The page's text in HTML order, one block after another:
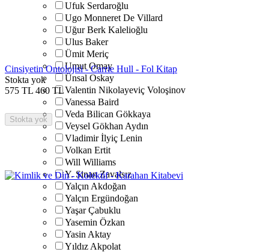
Ufuk Serdaroğlu
Ugo Monneret De Villard
Uğur Berk Kalelioğlu
Ulus Baker
Ümit Meriç
Umut Omay
Ünsal Oskay
Valentin Nikolayeviç Voloşinov
Vanessa Baird
Veda Bilican Gökkaya
Veysel Gökhan Aydın
Vladimir İlyiç Lenin
Volkan Ertit
Will Williams
Y. Sinan Zavalsız
Yalçın Akdoğan
Yalçın Ergündoğan
Yaşar Çabuklu
Yasemin Özkan
Yasin Aktay
Yıldız Akpolat
Cinsiyetin Ontolojisi - Carrie Hull - Fol Kitap
Stokta yok
575 TL 460 TL
Stokta yok